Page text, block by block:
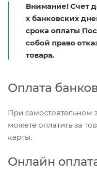
Внимание! Счет
х банковских
срока оплаты
собой право
товара.
Оплата
При самостоятельном
можете оплатить за
карты.
Онлайн